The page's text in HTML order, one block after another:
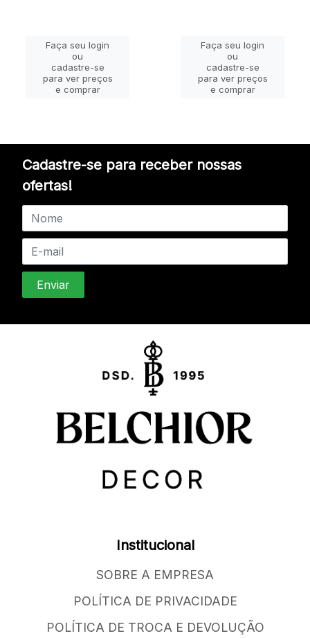
Faça seu login
ou
cadastre-se
para ver preços
e comprar
Faça seu login
ou
cadastre-se
para ver preços
e comprar
Cadastre-se para receber nossas
ofertas!
Institucional
SOBRE A EMPRESA
POLÍTICA DE PRIVACIDADE
POLÍTICA DE TROCA E DEVOLUÇÃO